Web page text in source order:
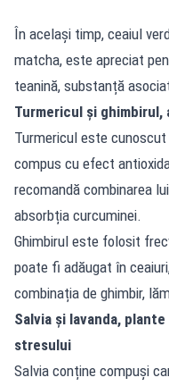
În același timp, ceaiul
matcha, este apreciat
teanină, substanță
Turmericul și
Turmericul este
compus cu efect
recomandă combinarea
absorbția curcuminei.
Ghimbirul este folosit
poate fi adăugat în
combinația de ghimbir,
Salvia și lavanda,
stresului
Salvia conține compuși